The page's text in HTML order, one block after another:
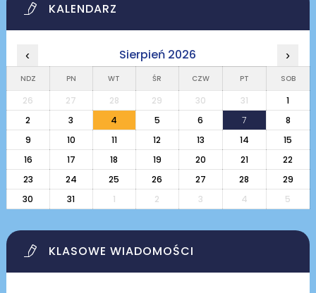
KALENDARZ
‹ Sierpień 2026 ›
NDZ PN WT ŚR CZW PT SOB
26 27 28 29 30 31
1
2
3 4 5 6 7
8
9
10 11 12 13 14
15
16
17 18 19 20 21
22
23
24 25 26 27 28
29
30
31 1 2 3 4 5
KLASOWE WIADOMOŚCI